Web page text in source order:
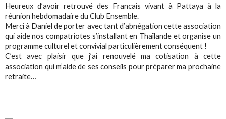
Heureux d’avoir retrouvé des Francais vivant à Pattaya à la
réunion hebdomadaire du Club Ensemble.
Merci à Daniel de porter avec tant d’abnégation cette association
qui aide nos compatriotes s’installant en Thaïlande et organise un
programme culturel et convivial particulièrement conséquent !
C’est avec plaisir que j’ai renouvelé ma cotisation à cette
association qui m’aide de ses conseils pour préparer ma prochaine
retraite…